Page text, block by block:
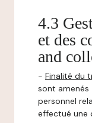
4.3
et des
and
- Finalité du
sont amenés
personnel
effectué une